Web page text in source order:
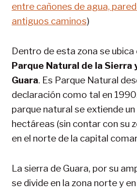
entre cañones de agua,
antiguos caminos)
Dentro de esta zona se
Parque Natural de la Sierra
Guara. Es Parque Natural
declaración como tal en
parque natural se extiende
hectáreas (sin contar con su
en el norte de la capital
La sierra de Guara, por su
se divide en la zona norte y